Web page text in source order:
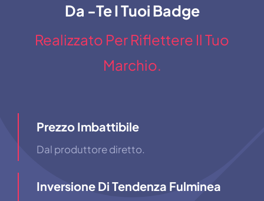
Da -te I Tuoi Badge
Realizzato Per Riflettere Il Tuo
Marchio.
Prezzo Imbattibile
Dal produttore diretto.
Inversione Di Tendenza Fulminea